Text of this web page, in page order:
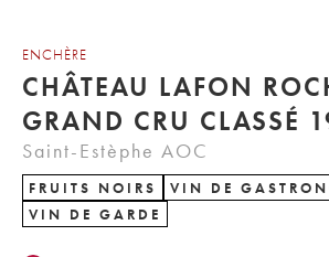
ENCHÈRE
CHÂTEAU LAFON
Saint-Estèphe AOC
FRUITS NOIRS
VIN DE
VIN DE GARDE